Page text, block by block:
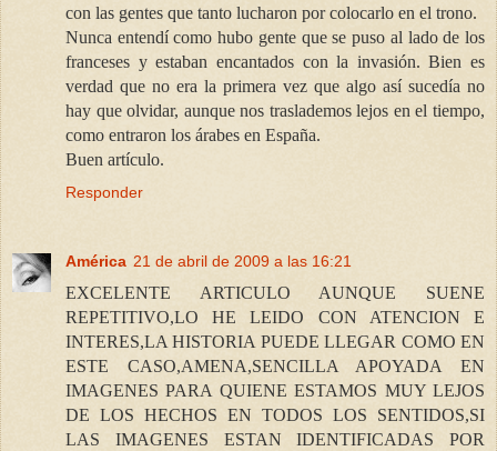
con las gentes que tanto lucharon por colocarlo en el trono.
Nunca entendí como hubo gente que se puso al lado de los
franceses y estaban encantados con la invasión. Bien es
verdad que no era la primera vez que algo así sucedía no
hay que olvidar, aunque nos traslademos lejos en el tiempo,
como entraron los árabes en España.
Buen artículo.
Responder
América 21 de abril de 2009 a las 16:21
EXCELENTE ARTICULO AUNQUE SUENE
REPETITIVO,LO HE LEIDO CON ATENCION E
INTERES,LA HISTORIA PUEDE LLEGAR COMO EN
ESTE CASO,AMENA,SENCILLA APOYADA EN
IMAGENES PARA QUIENE ESTAMOS MUY LEJOS
DE LOS HECHOS EN TODOS LOS SENTIDOS,SI
LAS IMAGENES ESTAN IDENTIFICADAS POR